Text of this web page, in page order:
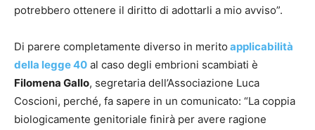
potrebbero ottenere il diritto di adottarli a mio avviso”.
Di parere completamente diverso in merito applicabilità
della legge 40 al caso degli embrioni scambiati è
Filomena Gallo, segretaria dell’Associazione Luca
Coscioni, perché, fa sapere in un comunicato: “La coppia
biologicamente genitoriale finirà per avere ragione